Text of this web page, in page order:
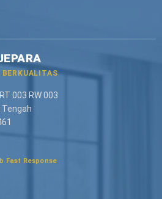
BERKUALITAS
003 RW 003
Fast Response